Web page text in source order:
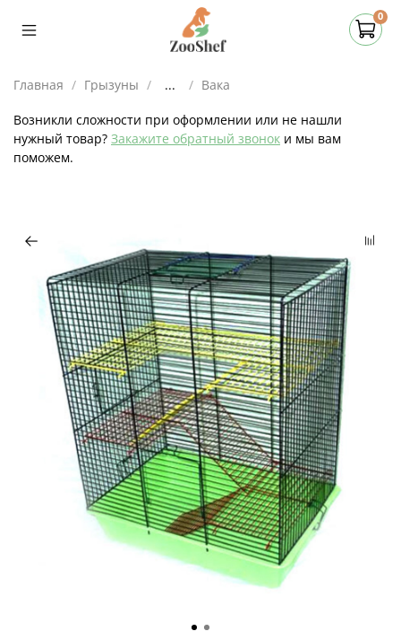
0
Главная Грызуны ... Вака
Возникли сложности при оформлении или не нашли
нужный товар? Закажите обратный звонок и мы вам
поможем.